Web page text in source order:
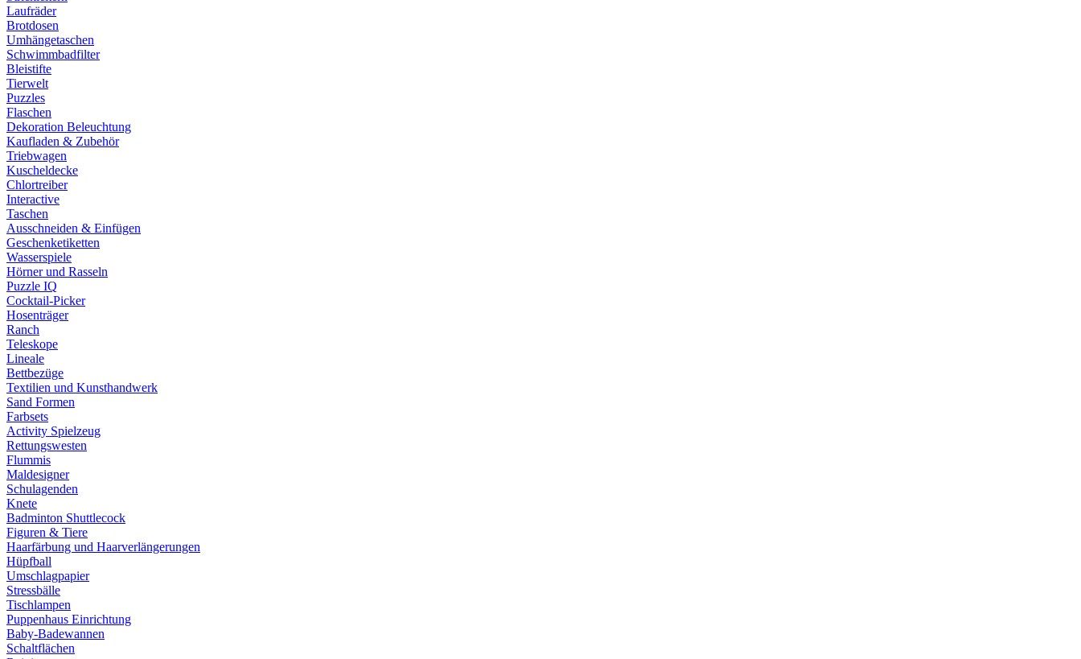
Laufräder
Brotdosen
Umhängetaschen
Schwimmbadfilter
Bleistifte
Tierwelt
Puzzles
Flaschen
Dekoration Beleuchtung
Kaufladen & Zubehör
Triebwagen
Kuscheldecke
Chlortreiber
Interactive
Taschen
Ausschneiden & Einfügen
Geschenketiketten
Wasserspiele
Hörner und Rasseln
Puzzle IQ
Cocktail-Picker
Hosenträger
Ranch
Teleskope
Lineale
Bettbezüge
Textilien und Kunsthandwerk
Sand Formen
Farbsets
Activity Spielzeug
Rettungswesten
Flummis
Maldesigner
Schulagenden
Knete
Badminton Shuttlecock
Figuren & Tiere
Haarfärbung und Haarverlängerungen
Hüpfball
Umschlagpapier
Stressbälle
Tischlampen
Puppenhaus Einrichtung
Baby-Badewannen
Schaltflächen